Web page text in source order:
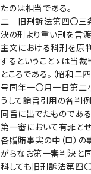
たのは相当である。
二 旧刑訴法第四〇三
決の刑より重い刑を言
主文における科刑を原
するということゝは当
ところである。（昭和二
号同年一〇月一日第二
うして論旨引用の各判
同旨に出でたものであ
第一審において有罪とせ
各贈賄事実の中（ロ）
がらなお第一審判決と
科しても旧刑訴法第四